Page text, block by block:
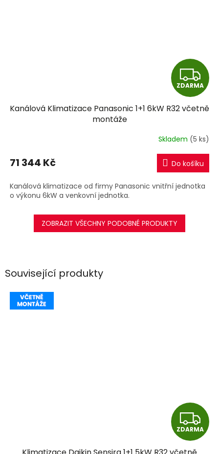
Související produkty
Z
D
ZDARMA
Z
D
A
R
M
A
ZDARMA
Kanálová Klimatizace Panasonic 1+1 6kW R32 včetně
montáže
Skladem (5 ks)
71 344 Kč Do košíku
Kanálová klimatizace od firmy Panasonic vnitřní jednotka
o výkonu 6kW a venkovní jednotka.
ZOBRAZIT VŠECHNY PODOBNÉ PRODUKTY